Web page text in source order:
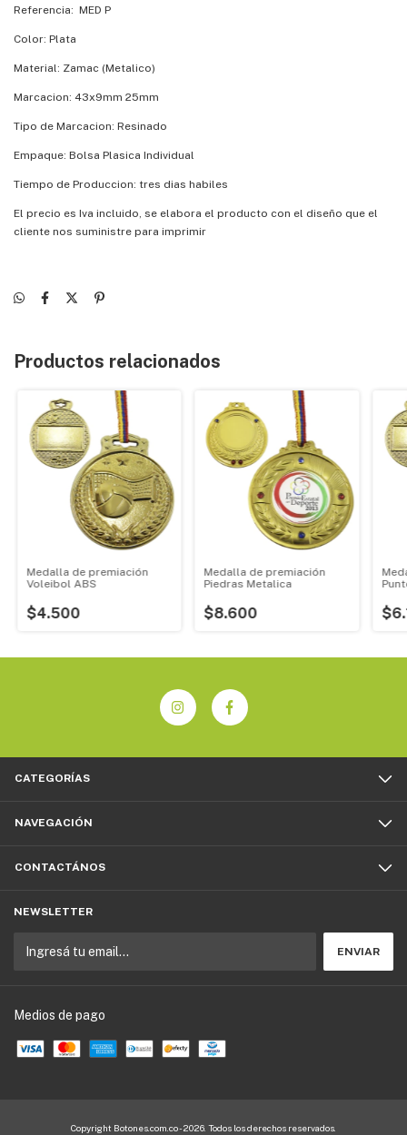
Referencia: MED P
Color: Plata
Material: Zamac (Metalico)
Marcacion: 43x9mm 25mm
Tipo de Marcacion: Resinado
Empaque: Bolsa Plasica Individual
Tiempo de Produccion: tres dias habiles
El precio es Iva incluido, se elabora el producto con el diseño que el
cliente nos suministre para imprimir
Productos relacionados
Medalla de premiación
Voleibol ABS
$4.500
Medalla de premiación
Piedras Metalica
$8.600
CATEGORÍAS
NAVEGACIÓN
CONTACTÁNOS
NEWSLETTER
Medios de pago
Copyright Botones.com.co - 2026. Todos los derechos reservados.